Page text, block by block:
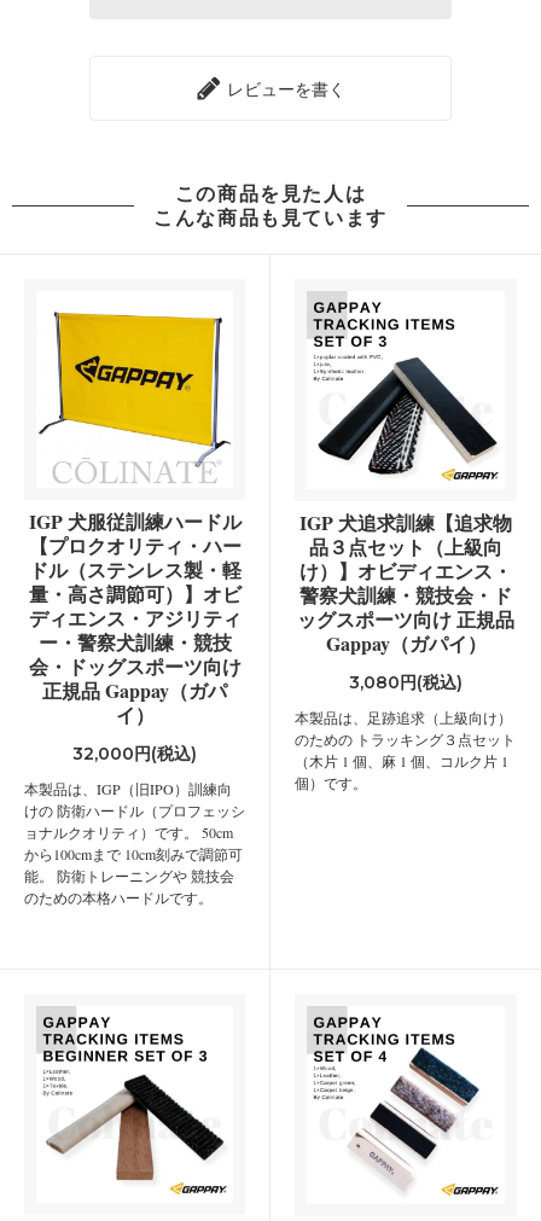
レビューを書く
この商品を見た人は
こんな商品も見ています
IGP 犬服従訓練ハードル
【プロクオリティ・ハー
ドル（ステンレス製・軽
量・高さ調節可）】オビ
ディエンス・アジリティ
ー・警察犬訓練・競技
会・ドッグスポーツ向け
正規品 Gappay（ガパ
イ）
32,000円(税込)
本製品は、IGP（旧IPO）訓練向
けの 防衛ハードル（プロフェッシ
ョナルクオリティ）です。 50cm
から100cmまで 10cm刻みで調節可
能。 防衛トレーニングや 競技会
のための本格ハードルです。
IGP 犬追求訓練【追求物
品３点セット（上級向
け）】オビディエンス・
警察犬訓練・競技会・ド
ッグスポーツ向け 正規品
Gappay（ガパイ）
3,080円(税込)
本製品は、足跡追求（上級向け）
のための トラッキング３点セット
（木片 1 個、麻 1 個、コルク片 1
個）です。